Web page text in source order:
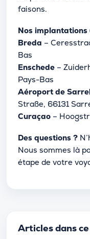
faisons.
Nos implantations
Breda –
Bas
Enschede –
Pays-Bas
Aéroport de
Straße, 66131
Curaçao –
Des questions ?
Nous sommes là
étape de votre
Articles dans